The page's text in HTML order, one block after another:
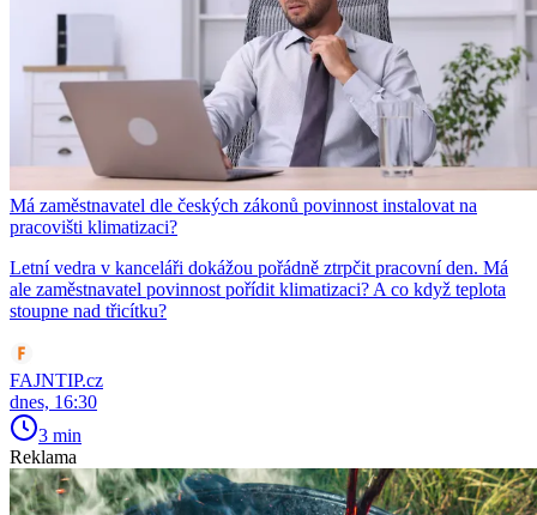
Má zaměstnavatel dle českých zákonů povinnost instalovat na
pracovišti klimatizaci?
Letní vedra v kanceláři dokážou pořádně ztrpčit pracovní den. Má
ale zaměstnavatel povinnost pořídit klimatizaci? A co když teplota
stoupne nad třicítku?
FAJNTIP.cz
dnes, 16:30
3 min
Reklama